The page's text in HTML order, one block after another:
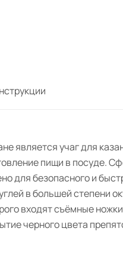
учаг для
пищи в посуде.
безопасного и
в большей степени
входят съёмные
черного цвета